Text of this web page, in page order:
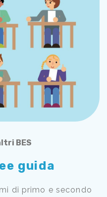
BES
guida
di primo e secondo